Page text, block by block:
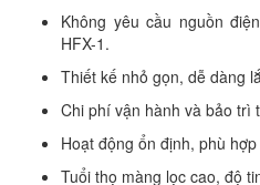
Không yêu cầu nguồn
HFX-1.
Thiết kế nhỏ gọn, dễ dàng
Chi phí vận hành và bảo trì
Hoạt động ổn định, phù
Tuổi thọ màng lọc cao, độ